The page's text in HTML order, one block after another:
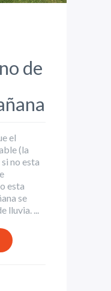
de
el
(la
no esta
esta
se
...